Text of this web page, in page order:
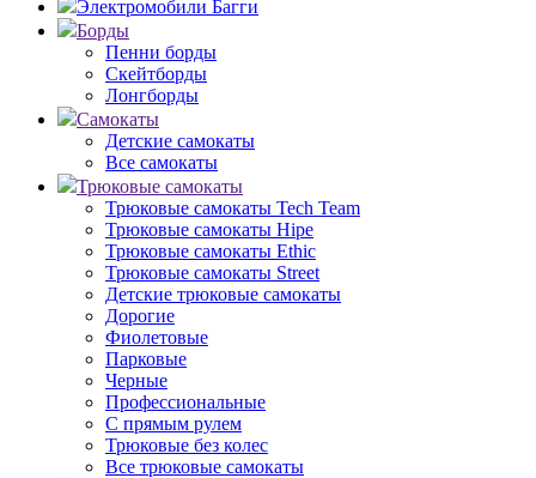
Электромобили Багги
Борды
Пенни борды
Скейтборды
Лонгборды
Самокаты
Детские самокаты
Все самокаты
Трюковые самокаты
Трюковые самокаты Tech Team
Трюковые самокаты Hipe
Трюковые самокаты Ethic
Трюковые самокаты Street
Детские трюковые самокаты
Дорогие
Фиолетовые
Парковые
Черные
Профессиональные
С прямым рулем
Трюковые без колес
Все трюковые самокаты